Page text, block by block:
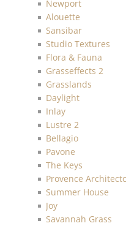
Newport
Alouette
Sansibar
Studio Textures
Flora & Fauna
Grasseffects 2
Grasslands
Daylight
Inlay
Lustre 2
Bellagio
Pavone
The Keys
Provence
Summer House
Joy
Savannah Grass